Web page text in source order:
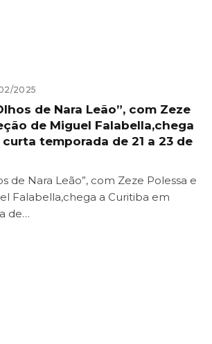
2025
de Nara Leão”, com Zeze
de Miguel Falabella,chega
temporada de 21 a 23 de
de Nara Leão”, com Zeze Polessa e
Falabella,chega a Curitiba em
de…